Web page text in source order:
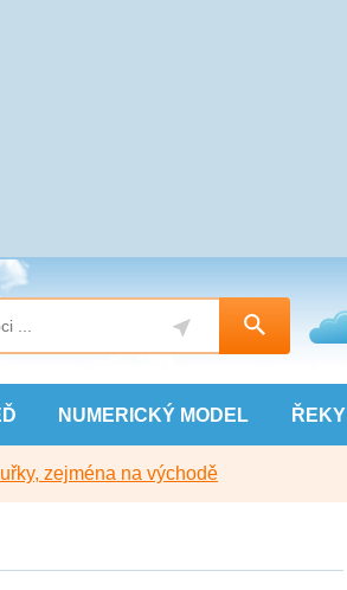
NUMERICKÝ MODEL ŘEKY
zejména na východě